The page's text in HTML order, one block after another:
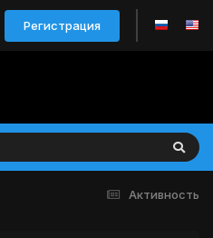
Регистрация
Активность